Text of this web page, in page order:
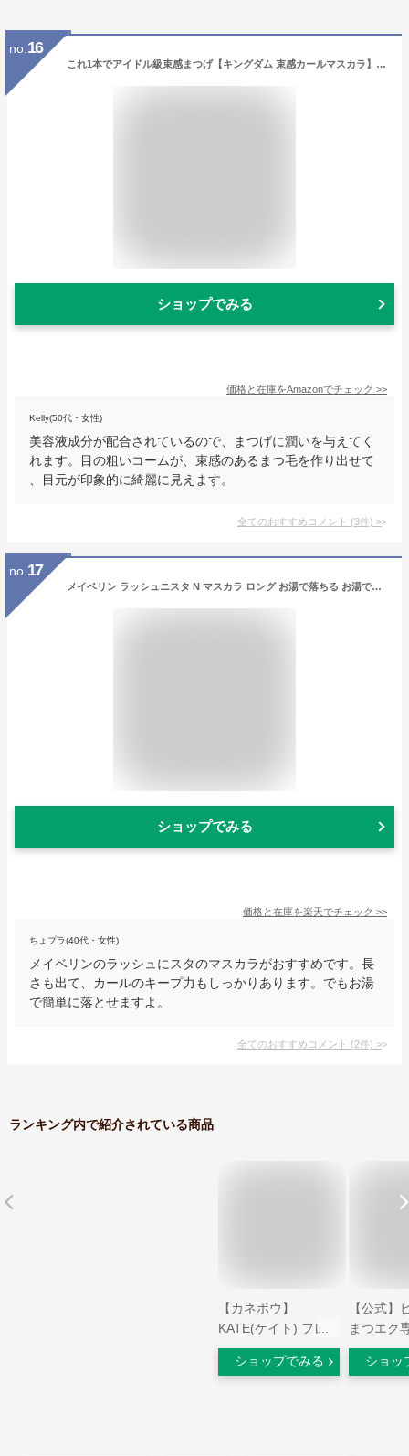
no. 16
これ1本でアイドル級束感まつげ【キングダム 束感カールマスカラ】ウォータープルーフで汗・涙に強い 使いやすいクリアブラック
ショップでみる
価格と在庫をAmazonでチェック >>
Kelly(50代・女性)
美容液成分が配合されているので、まつげに潤いを与えてく
れます。目の粗いコームが、束感のあるまつ毛を作り出せて
、目元が印象的に綺麗に見えます。
全てのおすすめコメント (3件) >
no. 17
メイベリン ラッシュニスタ N マスカラ ロング お湯で落ちる お湯で落とせる ブラック ブラウン カラー Maybelline
ショップでみる
価格と在庫を楽天でチェック >>
ちょプラ(40代・女性)
メイベリンのラッシュにスタのマスカラがおすすめです。長
さも出て、カールのキープ力もしっかりあります。でもお湯
で簡単に落とせますよ。
全てのおすすめコメント (2件) >
ランキング内で紹介されている商品
【カネボウ】
KATE(ケイト) フレー
ムレスフィルムマス
カラ BK-1 ブラック
ショップでみる
【公式】
まつエク
ラ / まつ
ク 睫毛
ショッ